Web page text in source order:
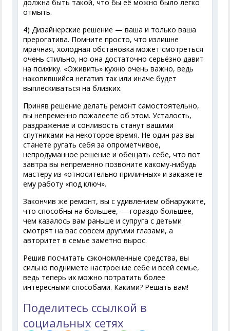
должна быть такой, что бы её можно было легко
отмыть.
4) Дизайнерские решение — ваша и только ваша
прерогатива. Помните просто, что излишне
мрачная, холодная обстановка может смотреться
очень стильно, но она достаточно серьёзно давит
на психику. «Оживить» кухню очень важно, ведь
накопившийся негатив так или иначе будет
выплёскиваться на близких.
Приняв решение делать ремонт самостоятельно,
вы непременно пожалеете об этом. Усталость,
раздражение и сонливость станут вашими
спутниками на некоторое время. Не один раз вы
станете ругать себя за опрометчивое,
непродуманное решение и обещать себе, что вот
завтра вы непременно позвоните какому-нибудь
мастеру из «относительно приличных» и закажете
ему работу «под ключ».
Закончив же ремонт, вы с удивлением обнаружите,
что способны на большее, — гораздо большее,
чем казалось вам раньше и супруга с детьми
смотрят на вас совсем другими глазами, а
авторитет в семье заметно вырос.
Решив посчитать сэкономленные средства, вы
сильно поднимете настроение себе и всей семье,
ведь теперь их можно потратить более
интересными способами. Какими? Решать вам!
Поделитесь ссылкой в
социальных сетях